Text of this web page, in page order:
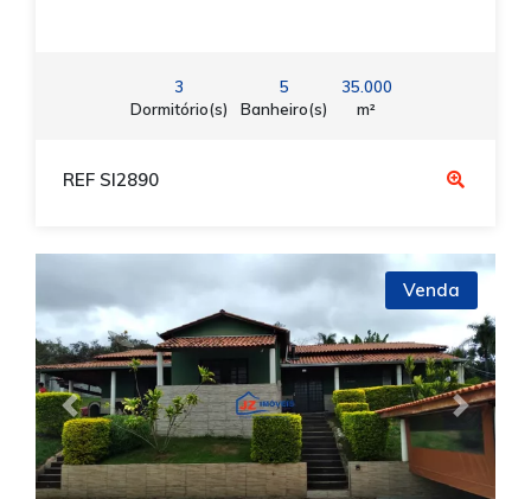
3
Dormitório(s)
5
Banheiro(s)
35.000
m²
REF SI2890
Previous Next
Venda